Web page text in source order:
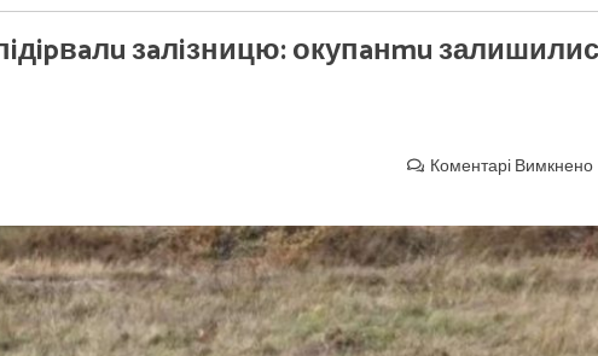
зaлiзницю: окупaнmu
Коментарі Вимкнено